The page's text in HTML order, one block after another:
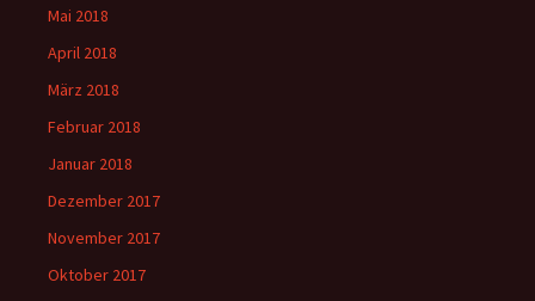
Mai 2018
April 2018
März 2018
Februar 2018
Januar 2018
Dezember 2017
November 2017
Oktober 2017